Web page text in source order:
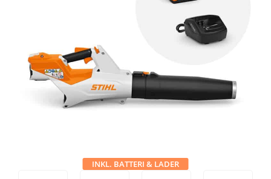
4.7 Trustpilot
INKL. BATTERI & LADER